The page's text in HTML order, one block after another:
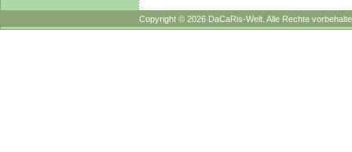
Copyright © 2026 DaCaRis-Welt. Alle Rechte